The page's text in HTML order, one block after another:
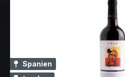
Spanien